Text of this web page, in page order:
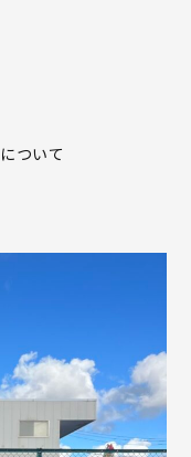
ついて